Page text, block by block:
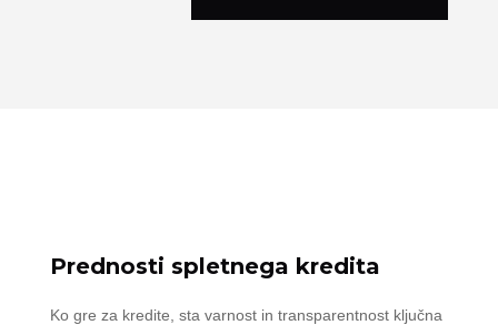
Prednosti spletnega kredita
Ko gre za kredite, sta varnost in transparentnost ključna